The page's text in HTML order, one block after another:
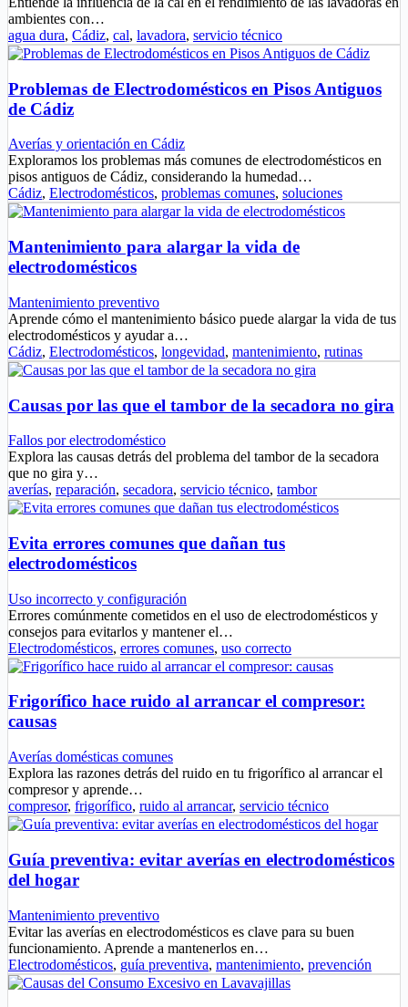
ambientes con…
agua dura, Cádiz, cal, lavadora, servicio técnico
Problemas de Electrodomésticos en Pisos Antiguos
de Cádiz
Averías y orientación en Cádiz
Exploramos los problemas más comunes de electrodomésticos en
pisos antiguos de Cádiz, considerando la humedad…
Cádiz, Electrodomésticos, problemas comunes, soluciones
Mantenimiento para alargar la vida de
electrodomésticos
Mantenimiento preventivo
Aprende cómo el mantenimiento básico puede alargar la vida de tus
electrodomésticos y ayudar a…
Cádiz, Electrodomésticos, longevidad, mantenimiento, rutinas
Causas por las que el tambor de la secadora no gira
Fallos por electrodoméstico
Explora las causas detrás del problema del tambor de la secadora
que no gira y…
averías, reparación, secadora, servicio técnico, tambor
Evita errores comunes que dañan tus
electrodomésticos
Uso incorrecto y configuración
Errores comúnmente cometidos en el uso de electrodomésticos y
consejos para evitarlos y mantener el…
Electrodomésticos, errores comunes, uso correcto
Frigorífico hace ruido al arrancar el compresor:
causas
Averías domésticas comunes
Explora las razones detrás del ruido en tu frigorífico al arrancar el
compresor y aprende…
compresor, frigorífico, ruido al arrancar, servicio técnico
Guía preventiva: evitar averías en electrodomésticos
del hogar
Mantenimiento preventivo
Evitar las averías en electrodomésticos es clave para su buen
funcionamiento. Aprende a mantenerlos en…
Electrodomésticos, guía preventiva, mantenimiento, prevención